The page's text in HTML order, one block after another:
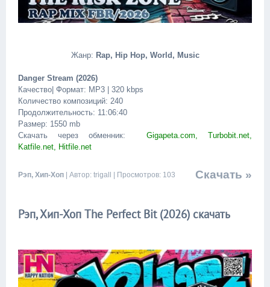
Жанр: Rap, Hip Hop, World, Music
Danger Stream (2026)
Качество| Формат: MP3 | 320 kbps
Количество композиций: 240
Продолжительность: 11:06:40
Размер: 1550 mb
Скачать через обменник: Gigapeta.com, Turbobit.net,
Katfile.net, Hitfile.net
Скачать »
Рэп, Хип-Хоп | Автор: trigall | Просмотров: 103
Рэп, Хип-Хоп The Perfect Bit (2026) скачать